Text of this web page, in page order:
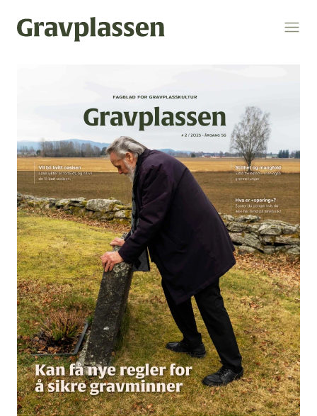
Temaer
gravplasser statsforvalteren kremasjon
ytring kulturminner religion og livssyn
bokomtale gravplassforeningen
Gravplassen
Bli medlem
Artikler
Utgaver
Om oss
Annonsering
Ledige stillinger